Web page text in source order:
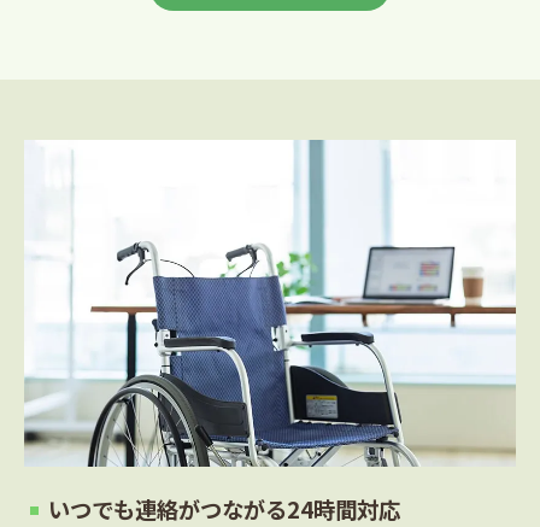
いつでも連絡がつながる24時間対応